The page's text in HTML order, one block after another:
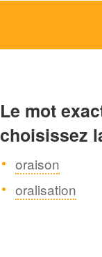
Le mot
choisissez
oraison
oralisation